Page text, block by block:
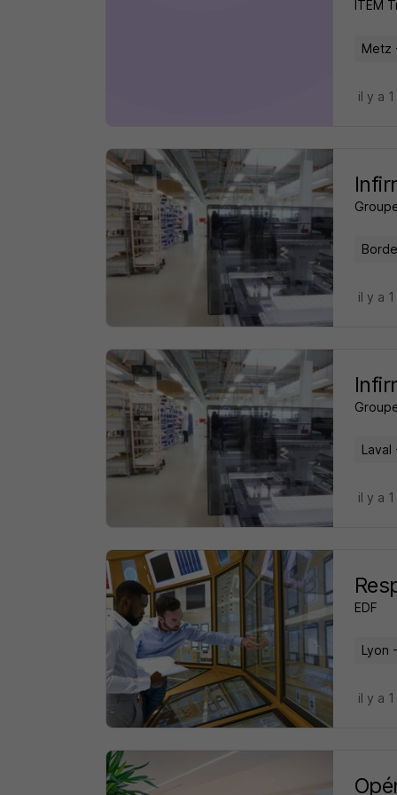
ITEM
Metz
il y a
il y a
Laval
il y a
EDF
Lyon
il y a